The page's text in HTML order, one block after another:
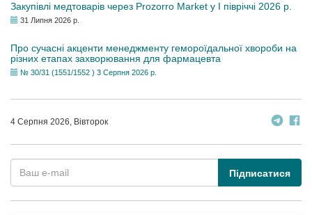
Закупівлі медтоварів через Prozorro Market у I півріччі 2026 р.
31 Липня 2026 р.
Про сучасні акценти менеджменту гемороїдальної хвороби на
різних етапах захворювання для фармацевта
№ 30/31 (1551/1552 ) 3 Серпня 2026 р.
4 Серпня 2026, Вівторок
Підписатися